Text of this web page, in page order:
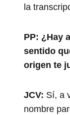
la
PP: ¿Hay
sentido
origen te
JCV: Sí, a
nombre